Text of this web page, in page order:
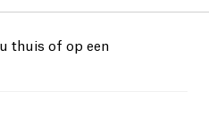
thuis of op een